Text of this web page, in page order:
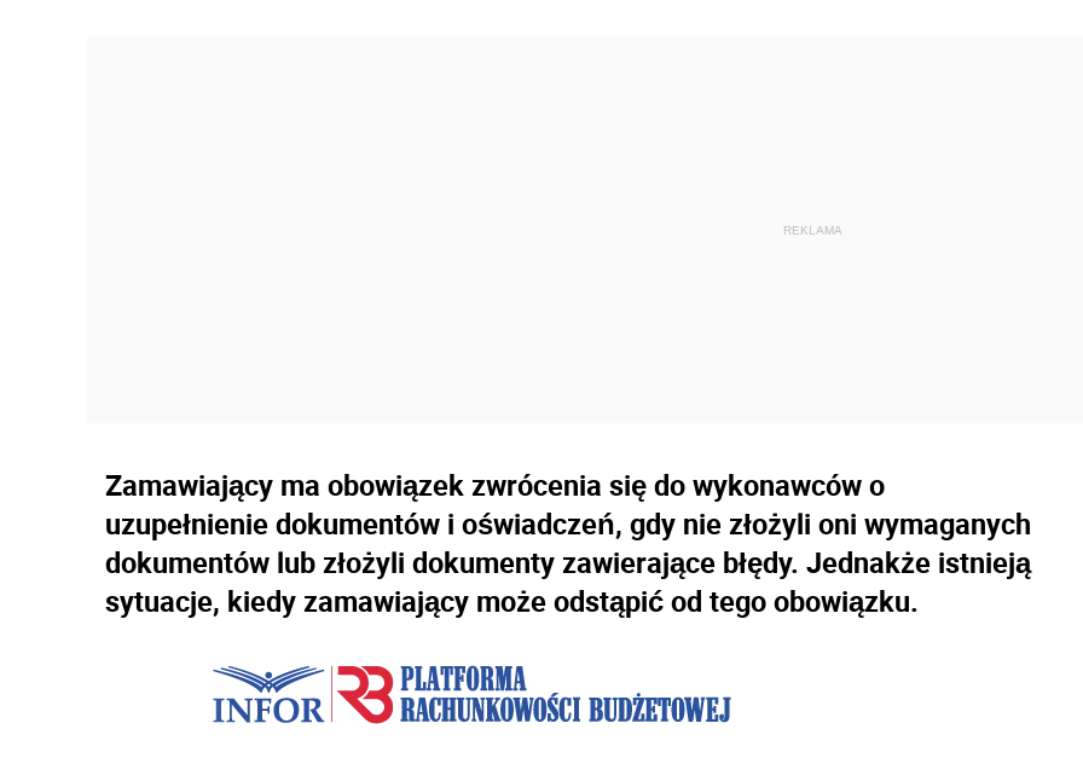
Zamawiający ma obowiązek zwrócenia się do wykonawców o
uzupełnienie dokumentów i oświadczeń, gdy nie złożyli oni wymaganych
dokumentów lub złożyli dokumenty zawierające błędy. Jednakże istnieją
sytuacje, kiedy zamawiający może odstąpić od tego obowiązku.